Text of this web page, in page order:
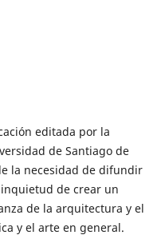
editada por la
de Santiago de
la necesidad de difundir
de crear un
de la arquitectura y el
y el arte en general.